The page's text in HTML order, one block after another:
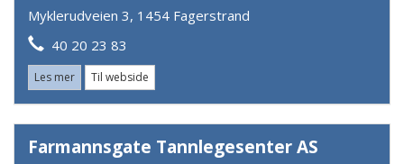
Myklerudveien 3, 1454 Fagerstrand
40 20 23 83
Les mer Til webside
Farmannsgate Tannlegesenter AS